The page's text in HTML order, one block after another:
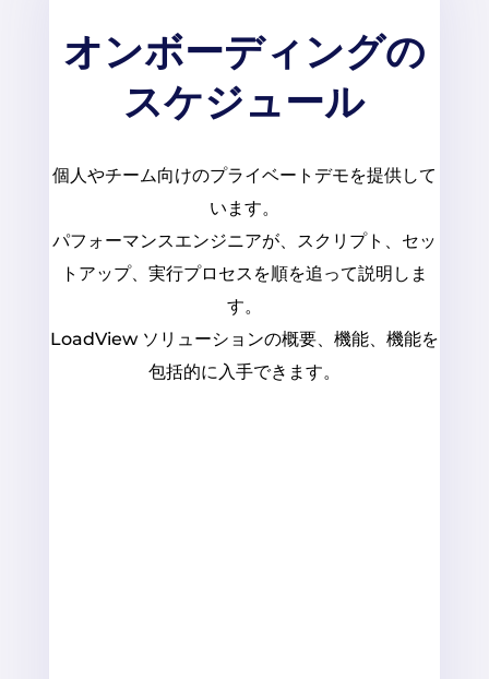
オンボーディングの
スケジュール
個人やチーム向けのプライベートデモを提供して
います。
パフォーマンスエンジニアが、スクリプト、セッ
トアップ、実行プロセスを順を追って説明しま
す。
LoadView ソリューションの概要、機能、機能を
包括的に入手できます。